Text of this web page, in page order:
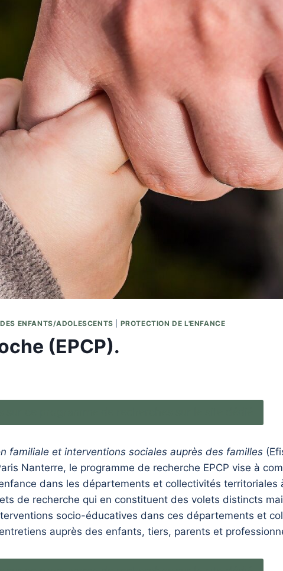
ENFANTS/ADOLESCENTS PROTECTION DE L'ENFANCE
(EPCP).
familiale et interventions sociales auprès des familles
Nanterre, le programme de recherche EPCP vise à
dans les départements et collectivités territoriales
de recherche qui en constituent des volets distincts
socio-éducatives dans ces départements et
auprès des enfants, tiers, parents et